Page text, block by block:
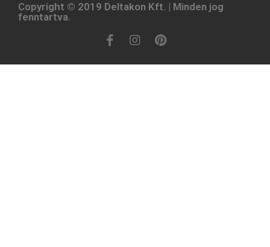
Copyright © 2019 Deltakon Kft. | Minden jog
fenntartva.​